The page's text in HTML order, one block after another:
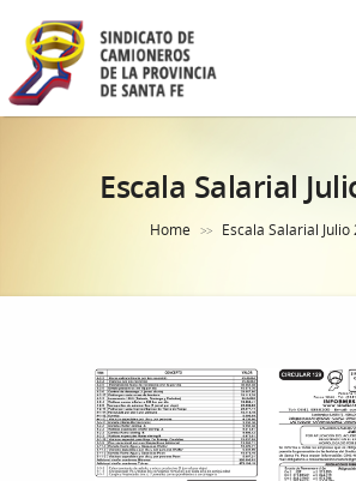
Escala Salarial
Home >> Escala Salarial Julio